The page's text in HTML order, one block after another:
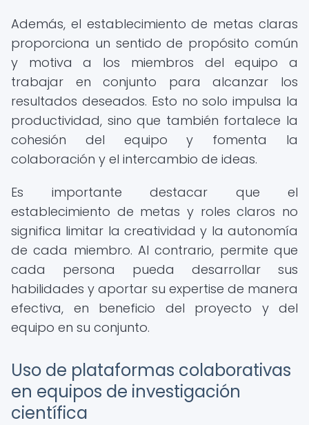
Además, el establecimiento de metas claras
proporciona un sentido de propósito común
y motiva a los miembros del equipo a
trabajar en conjunto para alcanzar los
resultados deseados. Esto no solo impulsa la
productividad, sino que también fortalece la
cohesión del equipo y fomenta la
colaboración y el intercambio de ideas.
Es importante destacar que el
establecimiento de metas y roles claros no
significa limitar la creatividad y la autonomía
de cada miembro. Al contrario, permite que
cada persona pueda desarrollar sus
habilidades y aportar su expertise de manera
efectiva, en beneficio del proyecto y del
equipo en su conjunto.
Uso de plataformas colaborativas
en equipos de investigación
científica